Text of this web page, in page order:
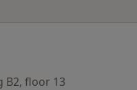
B2, floor 13